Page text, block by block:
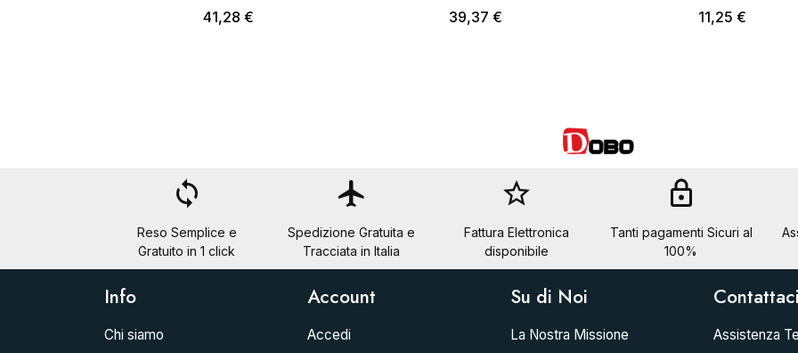
41,28 € 39,37 € 11,25 €
loop
Reso Semplice e
Gratuito in 1 click
flight
Spedizione Gratuita e
Tracciata in Italia
star_border
Fattura Elettronica
disponibile
lock
Tanti pagamenti Sicuri al
100%
Info
Chi siamo
Account
Accedi
Su di Noi
La Nostra Missione
Assistenza